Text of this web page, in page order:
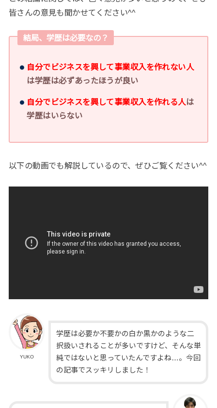
皆さんの意見も聞かせてください^^
結局、学歴は必要なの？
自分でビジネスを興して事業収入を作れない人
は学歴は必ずあったほうが良い
自分でビジネスを興して事業収入を作れる人は
学歴はいらない
以下の動画でも解説しているので、ぜひご覧ください^^
YUKO
学歴は必要か不要かの白か黒かのような二
択扱いされることが多いですけど、そんな単
純ではないと思っていたんですよね…。今回
の記事でスッキリしました！